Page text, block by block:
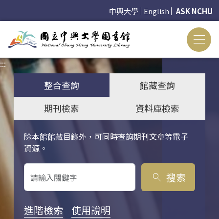
中興大學 English ASK NCHU
:::
整合查詢
館藏查詢
期刊檢索
資料庫檢索
除本館館藏目錄外，可同時查詢期刊文章等電子
資源。
關鍵字搜尋
search 搜索
進階檢索 使用說明